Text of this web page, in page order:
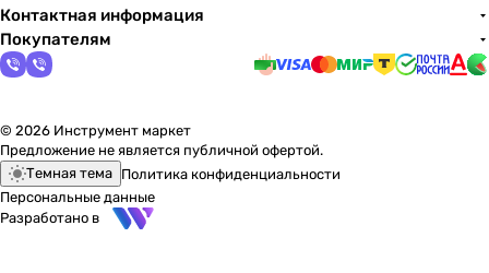
Контактная информация
Покупателям
© 2026 Инструмент маркет
Предложение не является публичной офертой.
Темная тема Политика конфиденциальности
Персональные данные
Разработано в